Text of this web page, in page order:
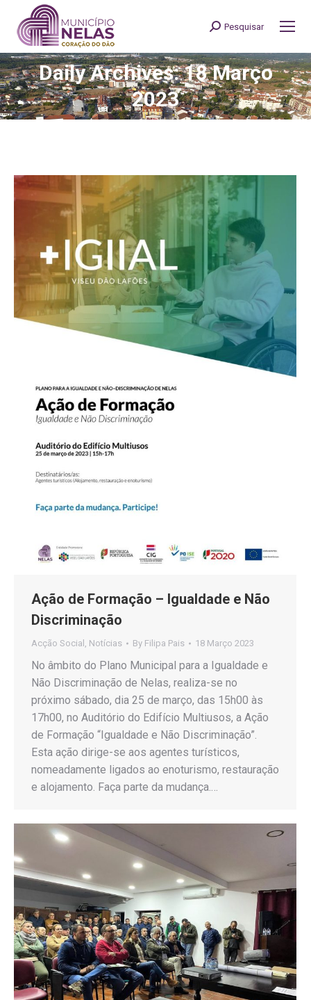
Search:
Pesquisar
Daily Archives: 18 Março
2023
You are here:
Ação de Formação – Igualdade e Não
Discriminação
Acção Social , Notícias By Filipa Pais 18 Março 2023
No âmbito do Plano Municipal para a Igualdade e
Não Discriminação de Nelas, realiza-se no
próximo sábado, dia 25 de março, das 15h00 às
17h00, no Auditório do Edifício Multiusos, a Ação
de Formação “Igualdade e Não Discriminação”.
Esta ação dirige-se aos agentes turísticos,
nomeadamente ligados ao enoturismo, restauração
e alojamento. Faça parte da mudança.…